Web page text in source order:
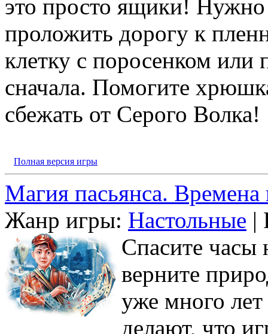
это просто ящики! Нужно
проложить дорогу к
клетку с поросенком
сначала. Помогите
сбежать от Серого Волка!
Полная версия игры
Магия пасьянса. Времена
Жанр игры: Настольные |
Спасите часы
верните
уже много
делают, что